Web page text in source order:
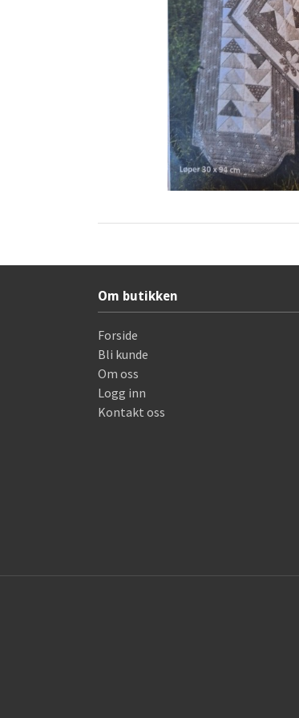
Om butikken
Forside
Bli kunde
Om oss
Logg inn
Kontakt oss